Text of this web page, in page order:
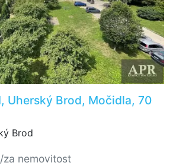
Uherský Brod, Močidla, 70
Brod
/za nemovitost